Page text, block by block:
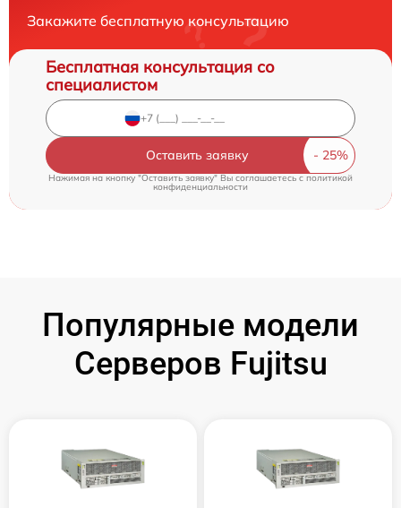
Закажите бесплатную консультацию
Бесплатная консультация со
специалистом
Оставить заявку
Нажимая на кнопку "Оставить заявку" Вы соглашаетесь cполитикой
конфиденциальности
Популярные модели
Серверов Fujitsu